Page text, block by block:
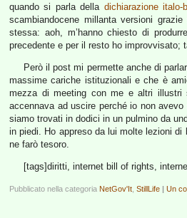
quando si parla della dichiarazione italo-
scambiandocene millanta versioni
stessa: aoh, m’hanno chiesto di
precedente e per il resto ho
Però il post mi permette anche di
massime cariche istituzionali e che è
mezza di meeting con me e altri illustri
accennava ad uscire perché io non
siamo trovati in dodici in un pulmino da
in piedi. Ho appreso da lui molte lezioni
ne farò tesoro.
[tags]diritti, internet bill of rights,
Pubblicato nella categoria NetGov'It StillLife | Un